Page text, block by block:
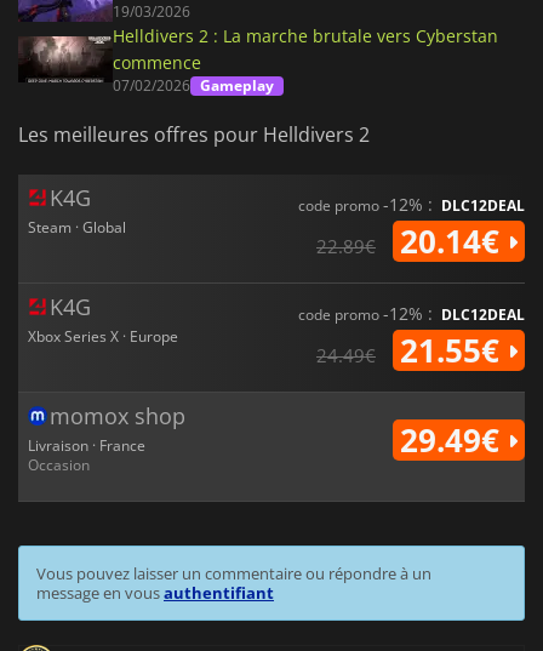
19/03/2026
Helldivers 2 : La marche brutale vers Cyberstan
commence
07/02/2026 Gameplay
Les meilleures offres pour Helldivers 2
K4G
Steam · Global
code promo-12% : DLC12DEAL
22.89€ 20.14€
K4G
Xbox Series X · Europe
code promo-12% : DLC12DEAL
24.49€ 21.55€
momox shop
Livraison · France
Occasion
29.49€
Vous pouvez laisser un commentaire ou répondre à un
message en vousauthentifiant